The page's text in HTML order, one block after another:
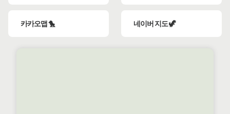
카카오맵 🐤 네이버 지도 🦖